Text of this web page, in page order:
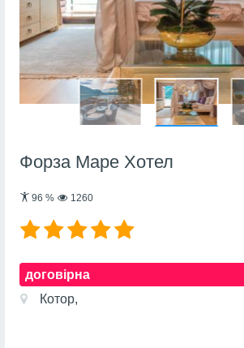
Форза Маре Хотел
96 % 1260
договірна
Котор,